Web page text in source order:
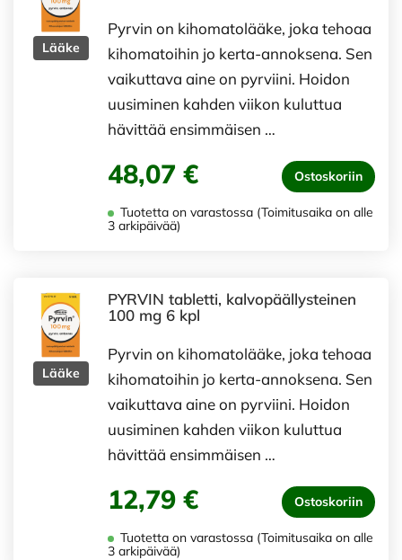
Lääke
Pyrvin on kihomatolääke, joka tehoaa
kihomatoihin jo kerta-annoksena. Sen
vaikuttava aine on pyrviini. Hoidon
uusiminen kahden viikon kuluttua
hävittää ensimmäisen …
48,07 € Ostoskoriin
Tuotetta on varastossa (Toimitusaika on alle
3 arkipäivää)
Lääke
PYRVIN tabletti, kalvopäällysteinen
100 mg 6 kpl
Pyrvin on kihomatolääke, joka tehoaa
kihomatoihin jo kerta-annoksena. Sen
vaikuttava aine on pyrviini. Hoidon
uusiminen kahden viikon kuluttua
hävittää ensimmäisen …
12,79 € Ostoskoriin
Tuotetta on varastossa (Toimitusaika on alle
3 arkipäivää)